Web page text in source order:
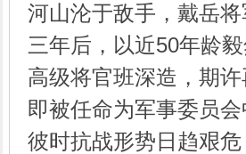
河山沦于敌手，戴岳
三年后，以近50年龄
高级将官班深造，期
即被任命为军事委员
彼时抗战形势日趋艰